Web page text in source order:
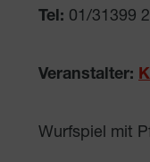
Tel: 01/31399
Veranstalter:
Wurfspiel mit